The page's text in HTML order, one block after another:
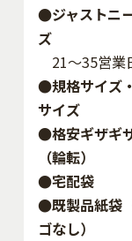
●ジャストニ
ズ
21～35営業
●規格サイズ
サイズ
●格安ギザギ
（輪転）
●宅配袋
●既製品紙袋
ゴなし）